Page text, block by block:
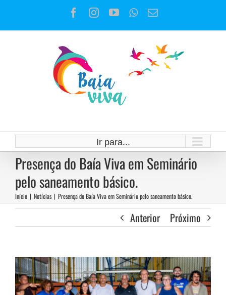
o
Facebook
Instagram
YouTubeWhatsApp
E-
Ir para...
Presença do Baía Viva em Seminário
pelo saneamento básico.
Início | Notícias | Presença do Baía Viva em Seminário pelo saneamento básico.
Anterior Próximo
View
Larger
Image